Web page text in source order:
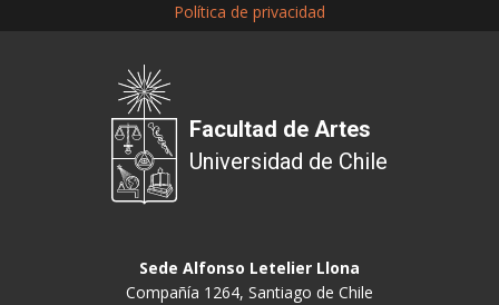
Política de privacidad
Facultad de Artes
Universidad de Chile
Sede Alfonso Letelier Llona
Compañía 1264, Santiago de Chile